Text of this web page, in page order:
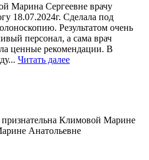
Марина Сергеевне врачу
18.07.2024г. Сделала под
Результатом очень
персонал, а сама врач
ценные рекомендации. В
Читать далее
признательна Климовой Марине
Анатольевне